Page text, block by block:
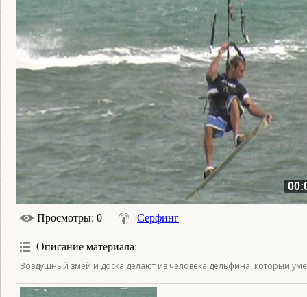
Просмотры: 0 Серфинг
Описание материала:
Воздушный змей и доска делают из человека дельфина, который